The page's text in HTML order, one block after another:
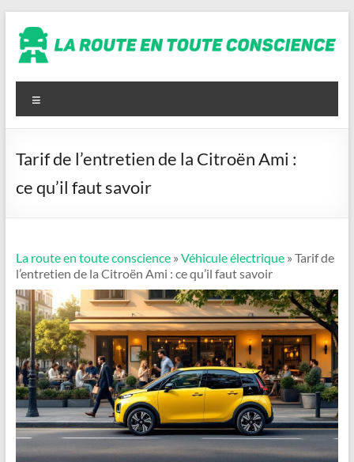
contenu
La
route
en
toute
conscience
Tarif de l’entretien de la Citroën Ami :
ce qu’il faut savoir
La route en toute conscience» Véhicule électrique» Tarif de
l’entretien de la Citroën Ami : ce qu’il faut savoir